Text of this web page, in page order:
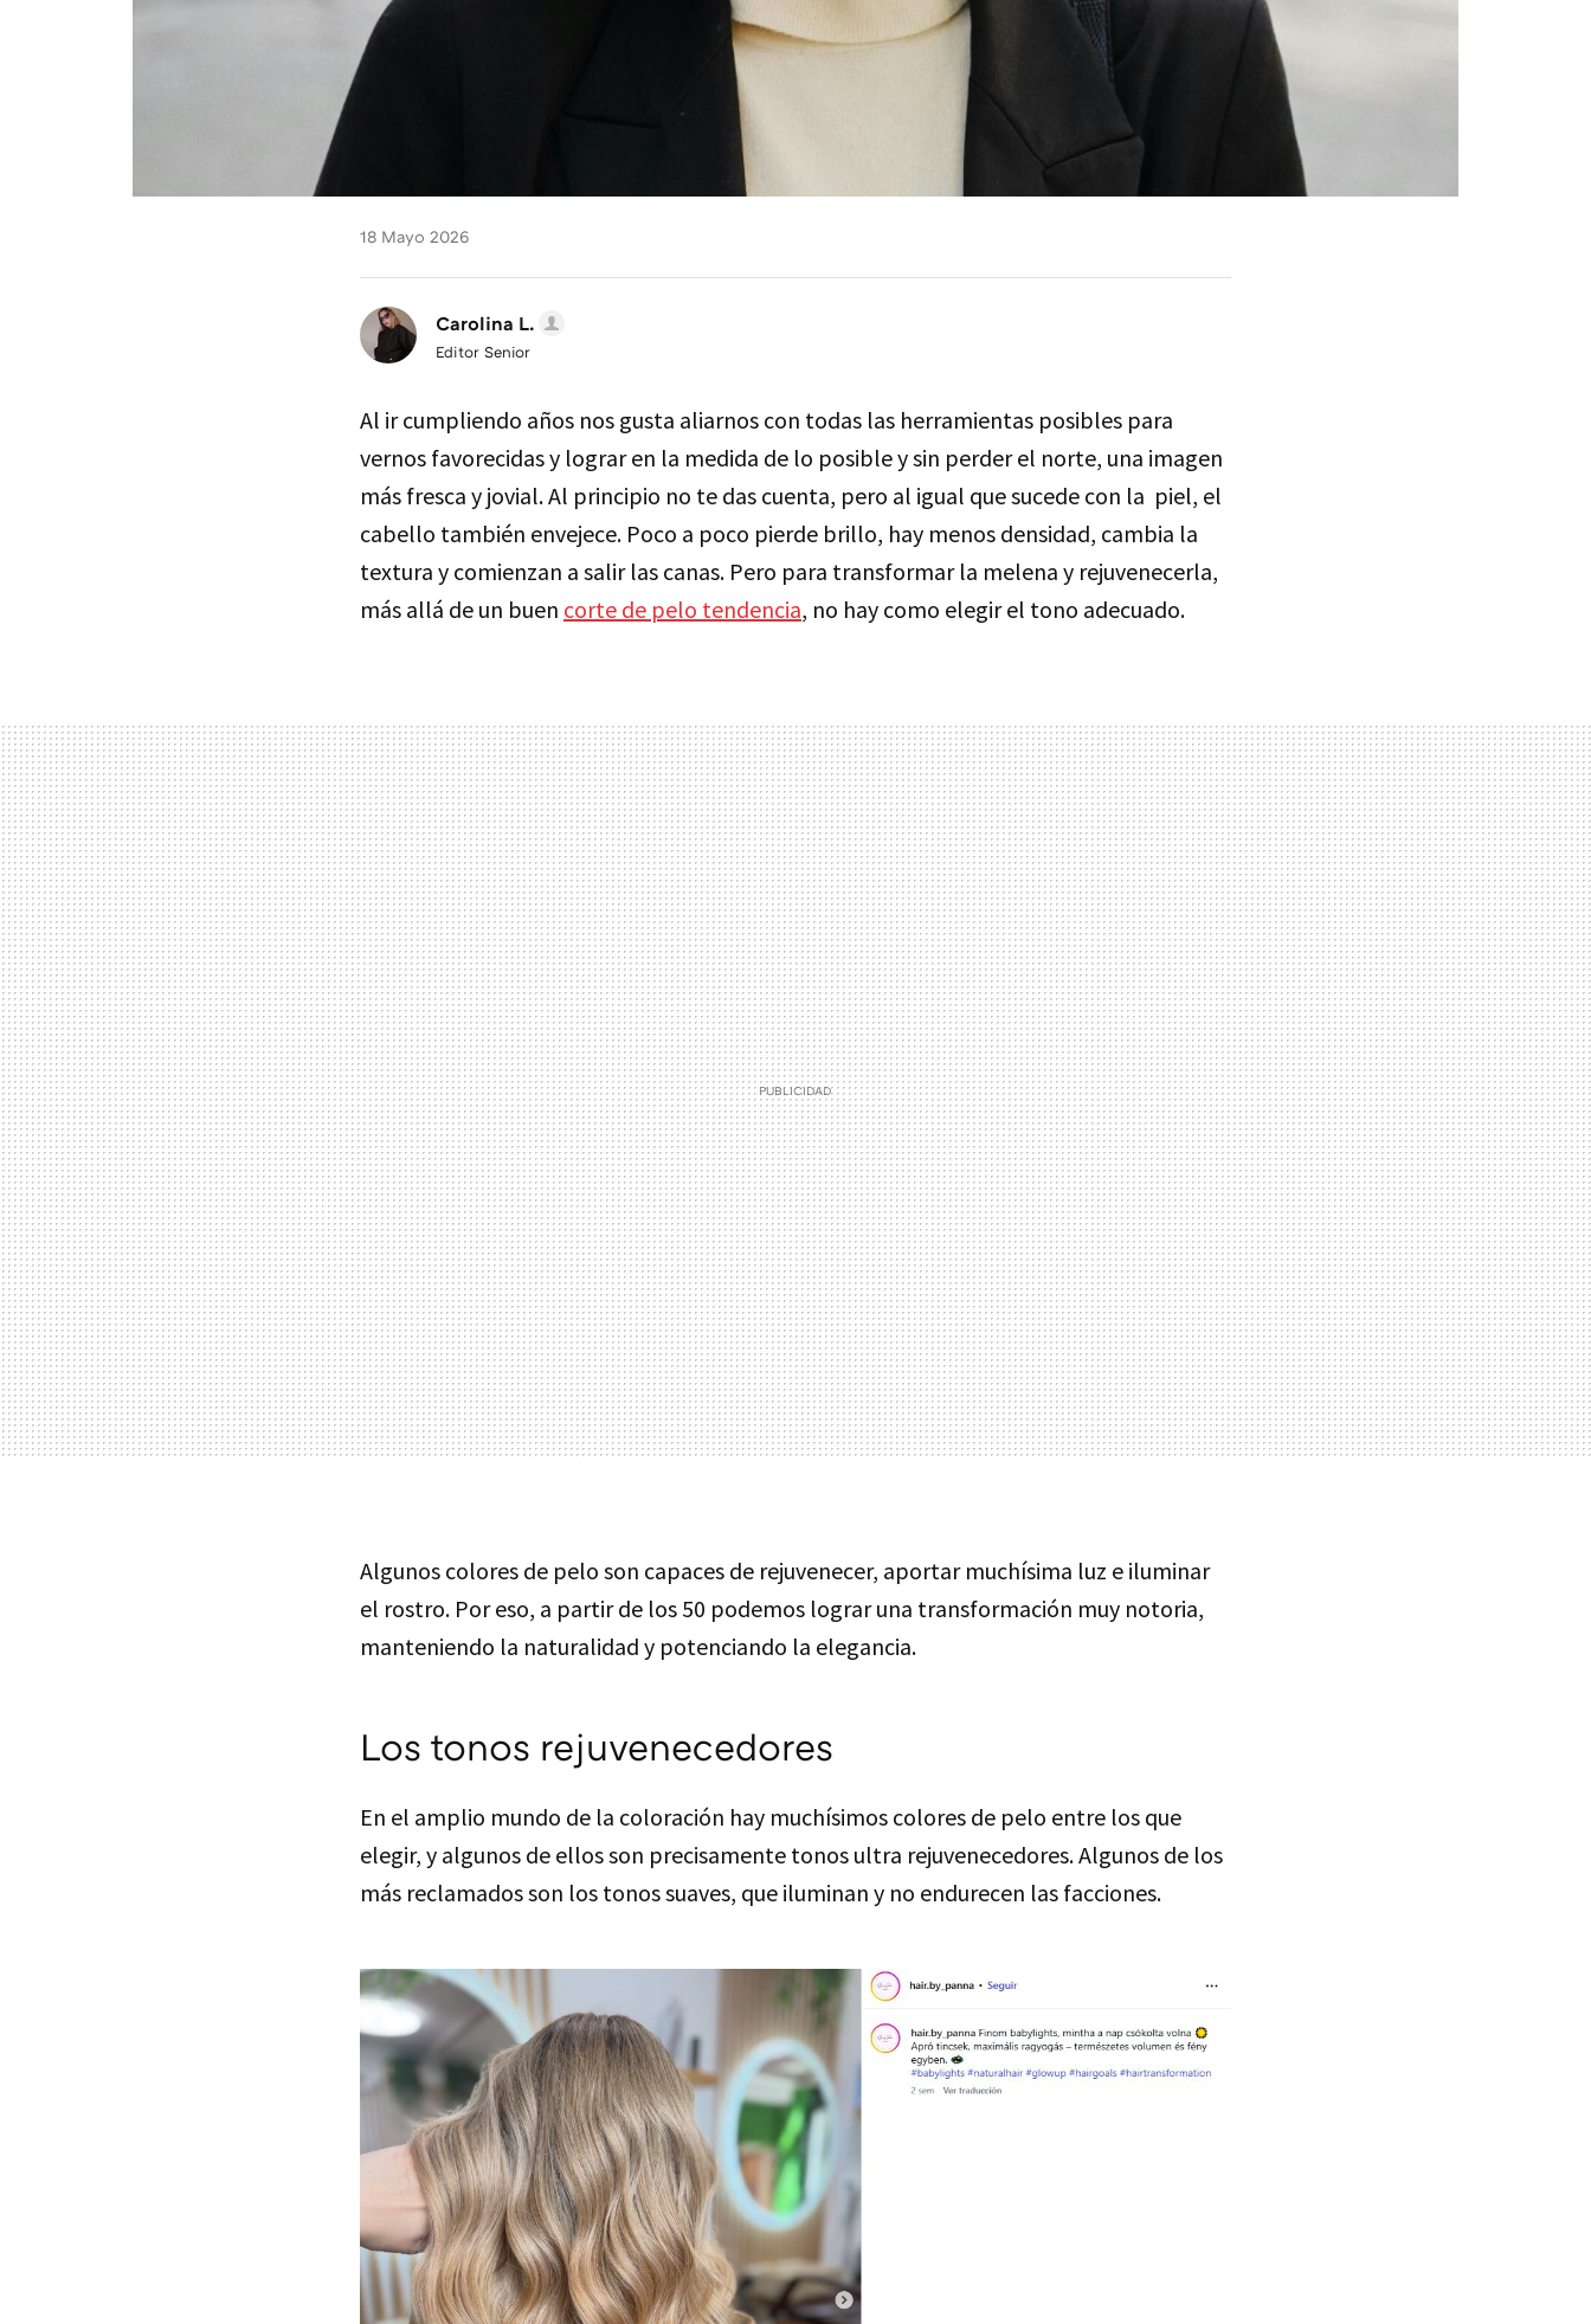
18 Mayo 2026
Carolina L.
Editor Senior
Al ir cumpliendo años nos gusta aliarnos con todas las herramientas posibles para
vernos favorecidas y lograr en la medida de lo posible y sin perder el norte, una imagen
más fresca y jovial. Al principio no te das cuenta, pero al igual que sucede con la piel, el
cabello también envejece. Poco a poco pierde brillo, hay menos densidad, cambia la
textura y comienzan a salir las canas. Pero para transformar la melena y rejuvenecerla,
más allá de un buen corte de pelo tendencia, no hay como elegir el tono adecuado.
Algunos colores de pelo son capaces de rejuvenecer, aportar muchísima luz e iluminar
el rostro. Por eso, a partir de los 50 podemos lograr una transformación muy notoria,
manteniendo la naturalidad y potenciando la elegancia.
Los tonos rejuvenecedores
En el amplio mundo de la coloración hay muchísimos colores de pelo entre los que
elegir, y algunos de ellos son precisamente tonos ultra rejuvenecedores. Algunos de los
más reclamados son los tonos suaves, que iluminan y no endurecen las facciones.